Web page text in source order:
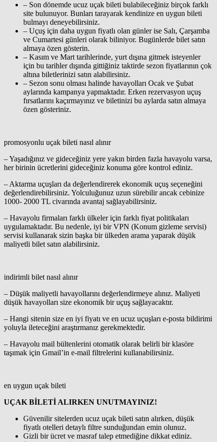
– Son dönemde ucuz uçak bileti bulabileceğiniz birçok farklı
site bulunuyor. Bunları tarayarak kendinize en uygun bileti
bulmayı deneyebilirsiniz.
– Uçuş için daha uygun fiyatlı olan günler ise Salı, Çarşamba
ve Cumartesi günleri olarak biliniyor. Bugünlerde bilet satın
almaya özen gösterin.
– Kasım ve Mart tarihlerinde, yurt dışına gitmek isteyenler
için bu tarihler dışında gittiğiniz taktirde sezon fiyatlarının çok
altına biletlerinizi satın alabilirsiniz.
– Sezon sonu olması halinde havayolları Ocak ve Şubat
aylarında kampanya yapmaktadır. Erken rezervasyon uçuş
fırsatlarını kaçırmayınız ve biletinizi bu aylarda satın almaya
özen gösteriniz.
promosyonlu uçak bileti nasıl alınır
– Yaşadığınız ve gideceğiniz yere yakın birden fazla havayolu varsa,
her birinin ücretlerini gideceğiniz konuma göre kontrol ediniz.
– Aktarma uçuşları da değerlendirerek ekonomik uçuş seçeneğini
değerlendirebilirsiniz. Yolculuğunuz uzun sürebilir ancak cebinize
1000- 2000 TL civarında avantaj sağlayabilirsiniz.
– Havayolu firmaları farklı ülkeler için farklı fiyat politikaları
uygulamaktadır. Bu nedenle, iyi bir VPN (Konum gizleme servisi)
servisi kullanarak sizin başka bir ülkeden arama yaparak düşük
maliyetli bilet satın alabilirsiniz.
indirimli bilet nasıl alınır
– Düşük maliyetli havayollarını değerlendirmeye alınız. Maliyeti
düşük havayolları size ekonomik bir uçuş sağlayacaktır.
– Hangi sitenin size en iyi fiyatı ve en ucuz uçuşları e-posta bildirimi
yoluyla ileteceğini araştırmanız gerekmektedir.
– Havayolu mail bültenlerini otomatik olarak belirli bir klasöre
taşımak için Gmail’in e-mail filtrelerini kullanabilirsiniz.
en uygun uçak bileti
UÇAK BİLETİ ALIRKEN UNUTMAYINIZ!
Güvenilir sitelerden ucuz uçak bileti satın alırken, düşük
fiyatlı otelleri detaylı filtre sunduğundan emin olunuz.
Gizli bir ücret ve masraf talep etmediğine dikkat ediniz.